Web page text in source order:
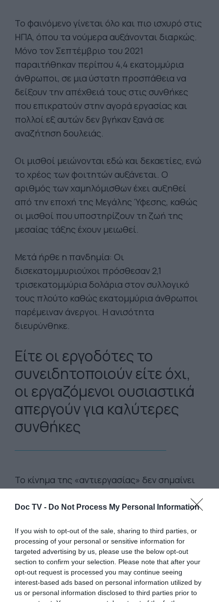
Doc TV - Do Not Process My Personal Information
If you wish to opt-out of the sale, sharing to third parties, or
processing of your personal or sensitive information for
targeted advertising by us, please use the below opt-out
section to confirm your selection. Please note that after your
opt-out request is processed you may continue seeing
interest-based ads based on personal information utilized by
us or personal information disclosed to third parties prior to
Το φαινόμενο γίνεται όλο και πιο ισχυρό στις
ΗΠΑ, όπου τα νούμερα αυξάνονται διαρκώς.
Μόνο τον Σεπτέμβριο του 2021
παραιτήθηκαν περίπου 4,4 εκατομμύρια
άνθρωποι, σε μια ύστατη προσπάθεια να
δείξουν την απέχθειά τους στις συνθήκες
που επικρατούν στην αγορά εργασίας και
πολλοί εξ αυτών δεν βγήκαν ξανά σε
αναζήτηση δουλειάς.
Οι μισθοί μειώνονται εδώ και δεκαετίες, ενώ
το χρέος των φοιτητών αυξάνεται. Ο
αριθμός των χαμηλόμισθων έχει αυξηθεί
από την εποχή της Μεγάλης Ύφεσης, καθώς
οι μισθοί που υποστηρίζουν τη ζωή της
μεσαίας τάξης έχουν μειωθεί.
Μετά ήρθε η πανδημία: Οι
δισεκατομμυριούχοι πρόσθεσαν 2,1
τρισεκατομμύρια δολάρια στον συλλογικό
τους πλούτο καθώς εκατομμύρια άνθρωποι
παρέμειναν άνεργοι. Η ανισότητα
διευρύνθηκε.
Είτε οι εργοδότες το
συνειδητοποιούν είτε όχι,
οι εργαζόμενοι ουσιαστικά
απεργούν για καλύτερες
Το κίνημα της «αντιεργασίας» δεν σημαίνει
δίνουν μερικές απαντήσεις στο γιατί υπάρχει
οι εργοδότες το συνειδητοποιούν είτε όχι, οι
εργαζόμενοι ουσιαστικά απεργούν για
καλύτερες συνθήκες.
Η σχετική ομάδα στο Reddit “Antiwork: